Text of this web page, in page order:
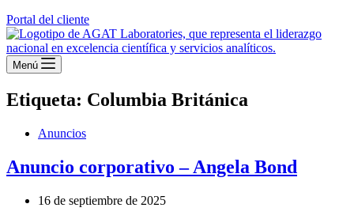
Portal del cliente
Menú
Etiqueta: Columbia Británica
Anuncios
Anuncio corporativo – Angela Bond
16 de septiembre de 2025